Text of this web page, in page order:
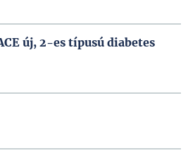
új, 2-es típusú diabetes